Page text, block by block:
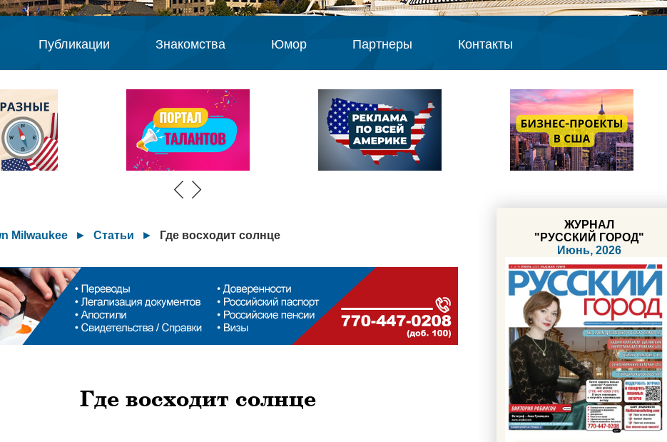
Публикации Знакомства Юмор Партнеры Контакты
Milwaukee ► Статьи ► Где восходит солнце
Где восходит солнце
ЖУРНАЛ
"РУССКИЙ ГОРОД"
Июнь, 2026